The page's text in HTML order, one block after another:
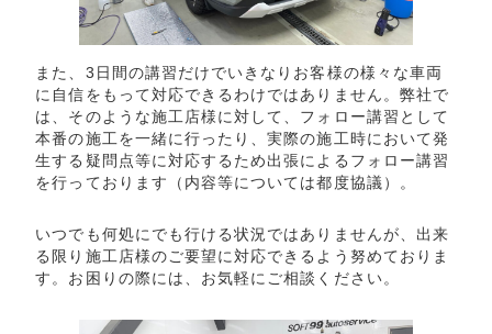
また、3日間の講習だけでいきなりお客様の様々な車両
に自信をもって対応できるわけではありません。弊社で
は、そのような施工店様に対して、フォロー講習として
本番の施工を一緒に行ったり、実際の施工時において発
生する疑問点等に対応するため出張によるフォロー講習
を行っております（内容等については都度協議）。
いつでも何処にでも行ける状況ではありませんが、出来
る限り施工店様のご要望に対応できるよう努めておりま
す。お困りの際には、お気軽にご相談ください。